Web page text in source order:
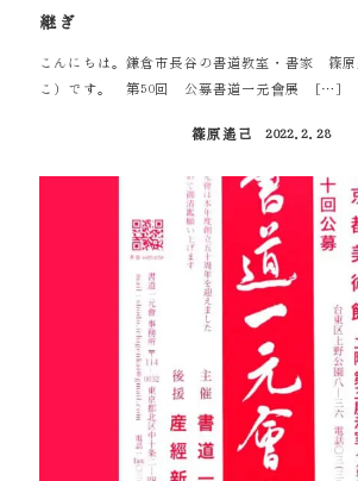
継ぎ
こんにちは。鎌倉市長谷の書道教室・書家 篠原
こ）です。 第50回 公募書道一元會展 […]
篠原遙己
2022.2.28